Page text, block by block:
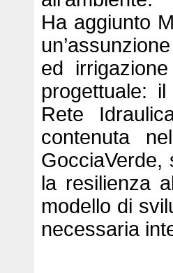
Ha aggiunto
ed
progettuale:
Rete
contenuta
GocciaVerde,
la resilienza
modello di
necessaria